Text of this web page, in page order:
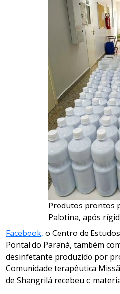
Produtos prontos
Palotina, após
Facebook, o Centro de
Pontal do Paraná, também
desinfetante produzido por
Comunidade terapêutica
de Shangrilá recebeu o